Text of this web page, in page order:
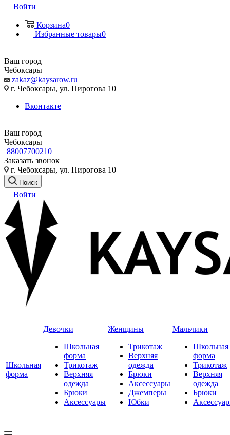
Войти
Корзина0
Избранные товары0
Ваш город
Чебоксары
zakaz@kaysarow.ru
г. Чебоксары, ул. Пирогова 10
Вконтакте
Ваш город
Чебоксары
88007700210
Заказать звонок
г. Чебоксары, ул. Пирогова 10
Поиск
Войти
Школьная
форма
Девочки
Школьная
форма
Трикотаж
Верхняя
одежда
Брюки
Аксессуары
Женщины
Трикотаж
Верхняя
одежда
Брюки
Аксессуары
Джемперы
Юбки
Мальчики
Школьная
форма
Трикотаж
Верхняя
одежда
Брюки